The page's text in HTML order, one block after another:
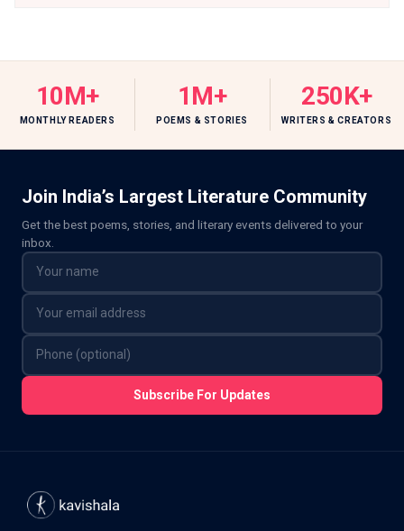
10M+
MONTHLY READERS
1M+
POEMS & STORIES
250K+
WRITERS & CREATORS
Join India’s Largest Literature Community
Get the best poems, stories, and literary events delivered to your
inbox.
Subscribe For Updates